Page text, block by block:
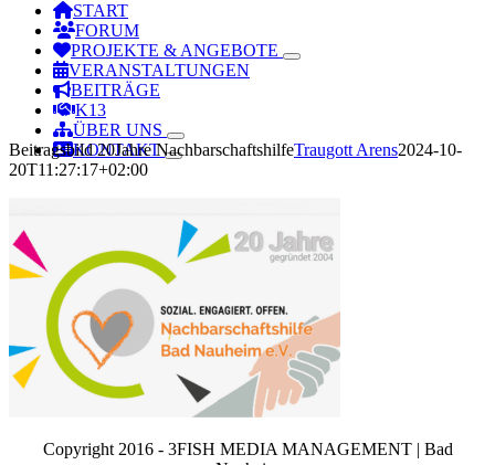
START
FORUM
PROJEKTE & ANGEBOTE
VERANSTALTUNGEN
BEITRÄGE
K13
ÜBER UNS
KONTAKT
Beitragsbild 20Jahre NachbarschaftshilfeTraugott Arens2024-10-
20T11:27:17+02:00
Copyright 2016 - 3FISH MEDIA MANAGEMENT | Bad